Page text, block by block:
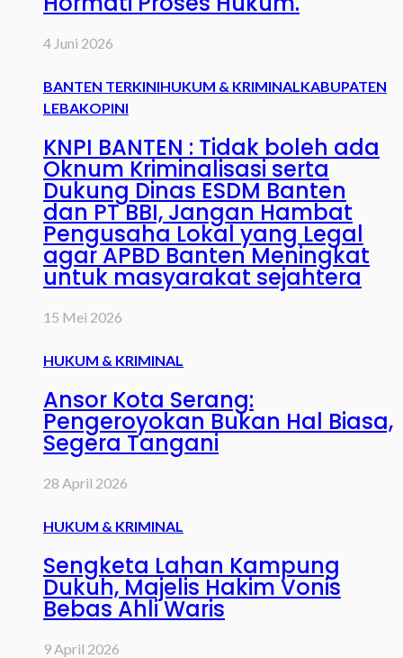
4 Juni 2026
BANTEN TERKINIHUKUM & KRIMINALKABUPATEN
LEBAKOPINI
KNPI BANTEN : Tidak boleh ada
Oknum Kriminalisasi serta
Dukung Dinas ESDM Banten
dan PT BBI, Jangan Hambat
Pengusaha Lokal yang Legal
agar APBD Banten Meningkat
untuk masyarakat sejahtera
15 Mei 2026
HUKUM & KRIMINAL
Ansor Kota Serang:
Pengeroyokan Bukan Hal Biasa,
Segera Tangani
28 April 2026
HUKUM & KRIMINAL
Sengketa Lahan Kampung
Dukuh, Majelis Hakim Vonis
Bebas Ahli Waris
9 April 2026